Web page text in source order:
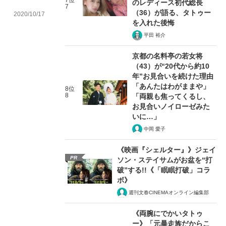
2020/10/17
7
のレディース初代総長
（36）が語る、タトゥー
を入れた後悔
平田 裕介
8位
8
京都の名料亭の若女将
（43）が“20代から約10
年”お見合いを続けた理由
「あんたはわがままや」
「両親も焦ってくるし、
お見合いノイローゼみた
いに…」
中岡 愛子
PR
《映画『シェルター』》ジェイ
ソン・ステイサムがお盆を“打
破”する!!《「眠眠打破」コラ
ボ》
週刊文春CINEMAオンライン編集部
《両腕にでかいタトゥ
ー》「元暴走族だからこ